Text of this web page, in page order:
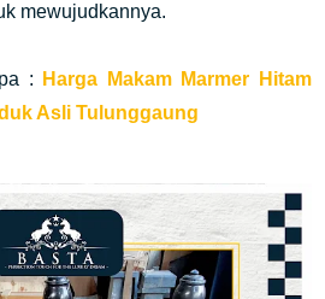
mewujudkannya.
:
Harga Makam Marmer Hitam
Asli Tulunggaung